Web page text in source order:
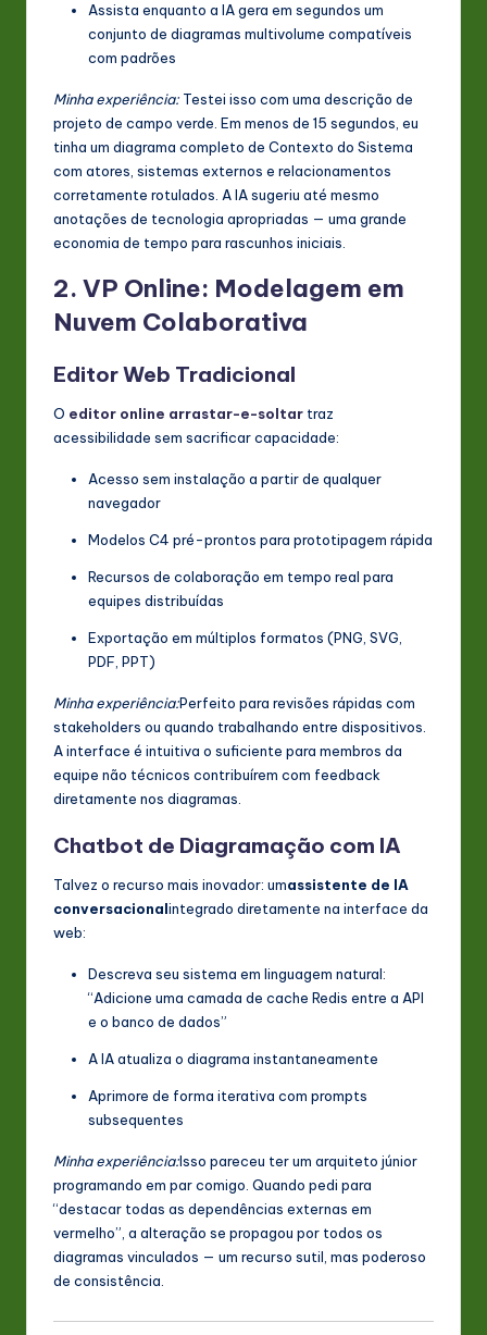
Assista enquanto a IA gera em segundos um
conjunto de diagramas multivolume compatíveis
com padrões
Minha experiência:Testei isso com uma descrição de
projeto de campo verde. Em menos de 15 segundos, eu
tinha um diagrama completo de Contexto do Sistema
com atores, sistemas externos e relacionamentos
corretamente rotulados. A IA sugeriu até mesmo
anotações de tecnologia apropriadas — uma grande
economia de tempo para rascunhos iniciais.
2. VP Online: Modelagem em
Nuvem Colaborativa
Editor Web Tradicional
O editor online arrastar-e-soltar traz
acessibilidade sem sacrificar capacidade:
Acesso sem instalação a partir de qualquer
navegador
Modelos C4 pré-prontos para prototipagem rápida
Recursos de colaboração em tempo real para
equipes distribuídas
Exportação em múltiplos formatos (PNG, SVG,
PDF, PPT)
Minha experiência:Perfeito para revisões rápidas com
stakeholders ou quando trabalhando entre dispositivos.
A interface é intuitiva o suficiente para membros da
equipe não técnicos contribuírem com feedback
diretamente nos diagramas.
Chatbot de Diagramação com IA
Talvez o recurso mais inovador: umassistente de IA
conversacionalintegrado diretamente na interface da
web:
Descreva seu sistema em linguagem natural:
“Adicione uma camada de cache Redis entre a API
e o banco de dados”
A IA atualiza o diagrama instantaneamente
Aprimore de forma iterativa com prompts
subsequentes
Minha experiência:Isso pareceu ter um arquiteto júnior
programando em par comigo. Quando pedi para
“destacar todas as dependências externas em
vermelho”, a alteração se propagou por todos os
diagramas vinculados — um recurso sutil, mas poderoso
de consistência.